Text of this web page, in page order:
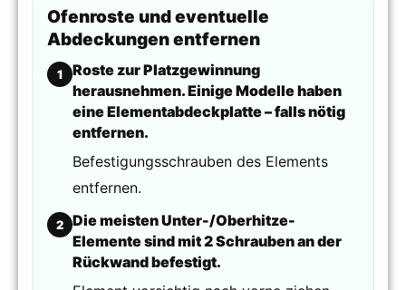
Ofenroste und eventuelle
Abdeckungen entfernen
1
Roste zur Platzgewinnung
herausnehmen. Einige Modelle haben
eine Elementabdeckplatte – falls nötig
entfernen.
Befestigungsschrauben des Elements
entfernen.
2
Die meisten Unter-/Oberhitze-
Elemente sind mit 2 Schrauben an der
Rückwand befestigt.